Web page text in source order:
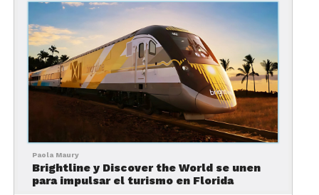
Paola Maury
Brightline y Discover the World se unen
para impulsar el turismo en Florida